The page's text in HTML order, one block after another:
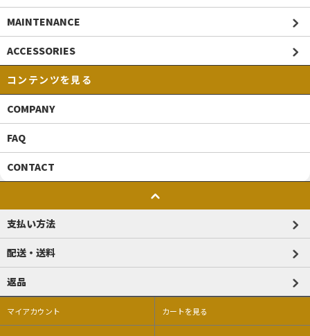
MAINTENANCE
ACCESSORIES
コンテンツを見る
COMPANY
FAQ
CONTACT
支払い方法
配送・送料
返品
マイアカウント カートを見る